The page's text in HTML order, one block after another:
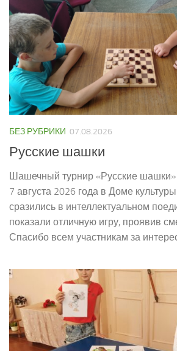
БЕЗ РУБРИКИ 07.08.2026
Русские шашки
Шашечный турнир «Русские шашки»
7 августа 2026 года в Доме
сразились в интеллектуальном
показали отличную игру, проявив
Спасибо всем участникам за